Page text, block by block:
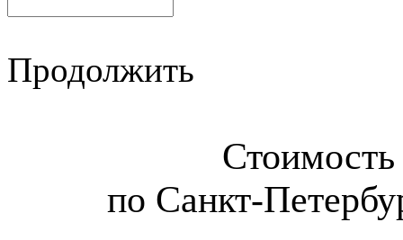
Продолжить
Стоимость
по Санкт-